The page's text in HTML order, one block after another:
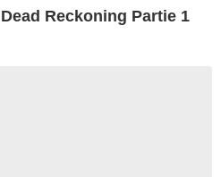
Reckoning Partie 1